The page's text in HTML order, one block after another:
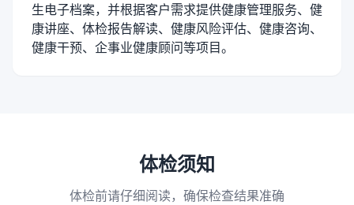
生电子档案，并根据客户需求提供健康管理服务、健
康讲座、体检报告解读、健康风险评估、健康咨询、
健康干预、企事业健康顾问等项目。
体检须知
体检前请仔细阅读，确保检查结果准确